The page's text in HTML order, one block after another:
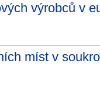
výrobců v
míst v